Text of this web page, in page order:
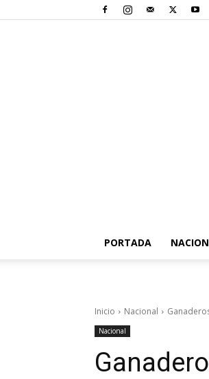
PORTADA
Inicio Nacional
Nacional